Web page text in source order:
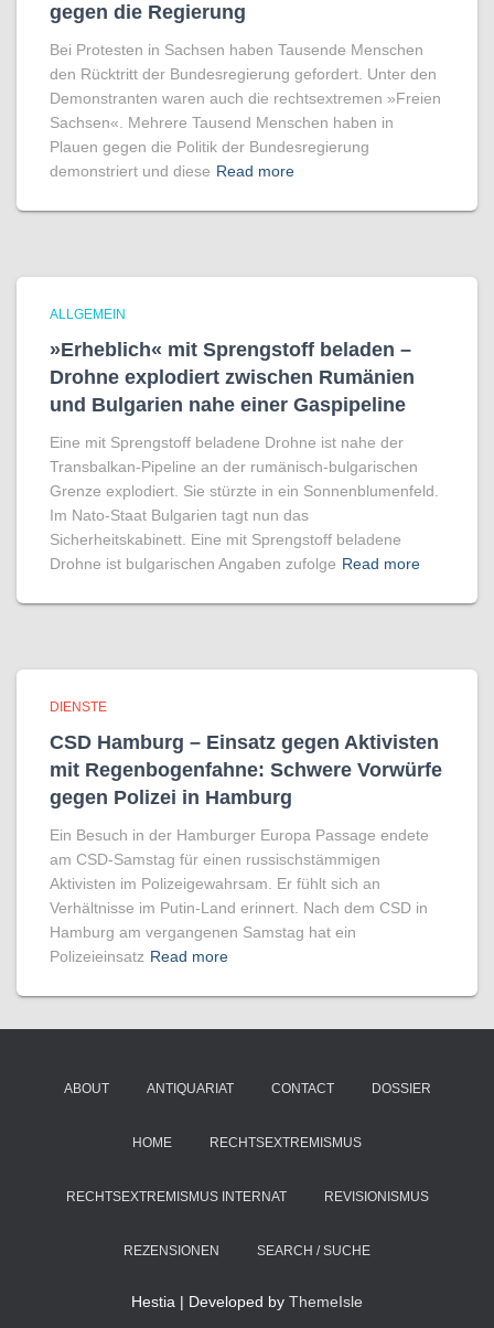
gegen die Regierung
Bei Protesten in Sachsen haben Tausende Menschen
den Rücktritt der Bundesregierung gefordert. Unter den
Demonstranten waren auch die rechtsextremen »Freien
Sachsen«. Mehrere Tausend Menschen haben in
Plauen gegen die Politik der Bundesregierung
demonstriert und diese Read more
ALLGEMEIN
»Erheblich« mit Sprengstoff beladen –
Drohne explodiert zwischen Rumänien
und Bulgarien nahe einer Gaspipeline
Eine mit Sprengstoff beladene Drohne ist nahe der
Transbalkan-Pipeline an der rumänisch-bulgarischen
Grenze explodiert. Sie stürzte in ein Sonnenblumenfeld.
Im Nato-Staat Bulgarien tagt nun das
Sicherheitskabinett. Eine mit Sprengstoff beladene
Drohne ist bulgarischen Angaben zufolge Read more
DIENSTE
CSD Hamburg – Einsatz gegen Aktivisten
mit Regenbogen­fahne: Schwere Vorwürfe
gegen Polizei in Hamburg
Ein Besuch in der Hamburger Europa Passage endete
am CSD-Samstag für einen russischstämmigen
Aktivisten im Polizeigewahrsam. Er fühlt sich an
Verhältnisse im Putin-Land erinnert. Nach dem CSD in
Hamburg am vergangenen Samstag hat ein
Polizeieinsatz Read more
ABOUT ANTIQUARIAT CONTACT DOSSIER
HOME RECHTSEXTREMISMUS
RECHTSEXTREMISMUS INTERNAT REVISIONISMUS
REZENSIONEN SEARCH / SUCHE
Hestia | Developed by ThemeIsle